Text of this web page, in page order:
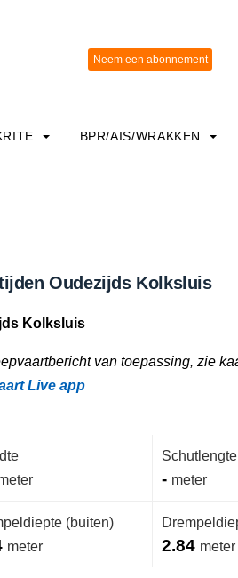
BPR/AIS/WRAKKEN
Oudezijds Kolksluis
Kolksluis
van toepassing, zie
Live app
Schutlengte
- meter
(buiten)
meter 2.84 meter